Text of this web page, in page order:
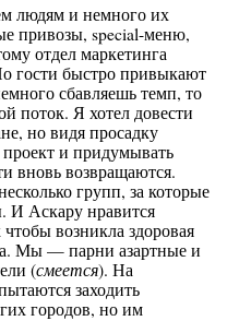
людям и немного их
привозы, special-меню,
отдел маркетинга
гости быстро привыкают
сбавляешь темп, то
поток. Я хотел довести
но видя просадку
проект и придумывать
вновь возвращаются.
групп, за которые
И Аскару нравится
возникла здоровая
Мы — парни азартные и
(смеется). На
заходить
городов, но им